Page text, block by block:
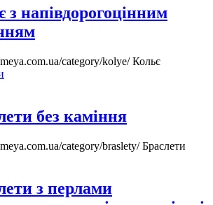
з напівдорогоцінним
category/kolye/Кольє
без каміння
category/braslety/Браслети
з перлами